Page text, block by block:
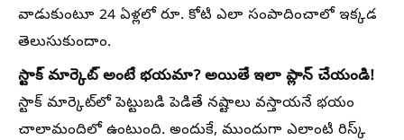
వాడుకుంటూ 24 ఏళ్లలో రూ. కోటి ఎలా సంపాదించాలో ఇక్కడ
తెలుసుకుందాం.
స్టాక్ మార్కెట్ అంటే భయమా? అయితే ఇలా ప్లాన్ చేయండి!
స్టాక్ మార్కెట్‌లో పెట్టుబడి పెడితే నష్టాలు వస్తాయనే భయం
చాలామందిలో ఉంటుంది. అందుకే, ముందుగా ఎలాంటి రిస్క్